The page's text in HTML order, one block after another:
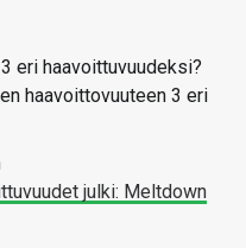
eri haavoittuvuudeksi?
haavoittovuuteen 3 eri
julki: Meltdown